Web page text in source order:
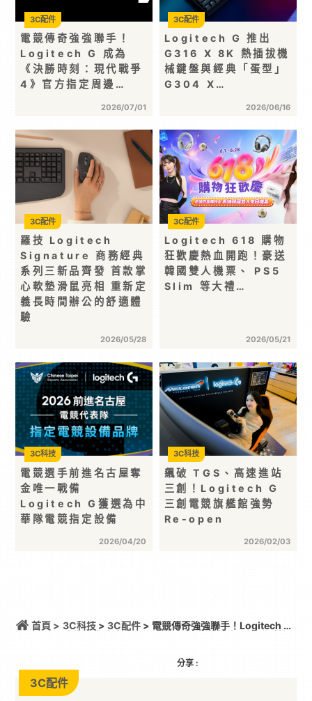
電競傳奇強強聯手！
Logitech G 成為
《決勝時刻：現代戰爭
4》官方指定周邊…
2026/07/01
3C配件
Logitech G 推出
G316 X 8K 熱插拔機
械鍵盤與經典「蛋型」
G304 X…
2026/06/16
3C配件
羅技 Logitech
Signature 商務經典
系列三新品齊發 首款掌
心軟墊滑鼠亮相 重新定
義長時間辦公的舒適體
驗
2026/05/28
3C配件
Logitech 618 購物
狂歡慶熱血開跑！豪送
韓國雙人機票、 PS5
Slim 等大禮…
2026/05/21
3C配件
電競選手前進名古屋奪
金唯一戰備
Logitech G獲選為中
華隊電競指定設備
2026/04/20
3C科技
飆破 TGS、高速進站
三創！Logitech G
三創電競旗艦館強勢
Re-open
2026/02/03
3C科技
首頁 > 3C科技> 3C配件> 電競傳奇強強聯手！Logitech G
分享 :
3C配件